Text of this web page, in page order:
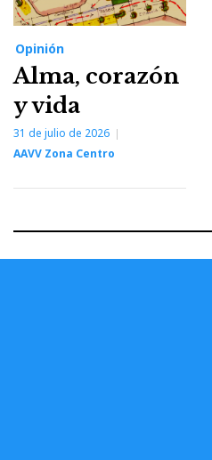
Opinión
Alma, corazón
y vida
31 de julio de 2026
AAVV Zona Centro